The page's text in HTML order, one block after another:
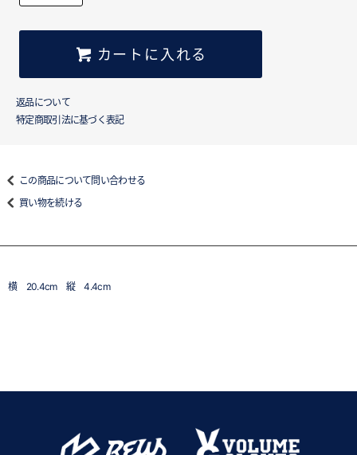
カートに入れる
返品について
特定商取引法に基づく表記
この商品について問い合わせる
買い物を続ける
横 20.4cm 縦 4.4cm